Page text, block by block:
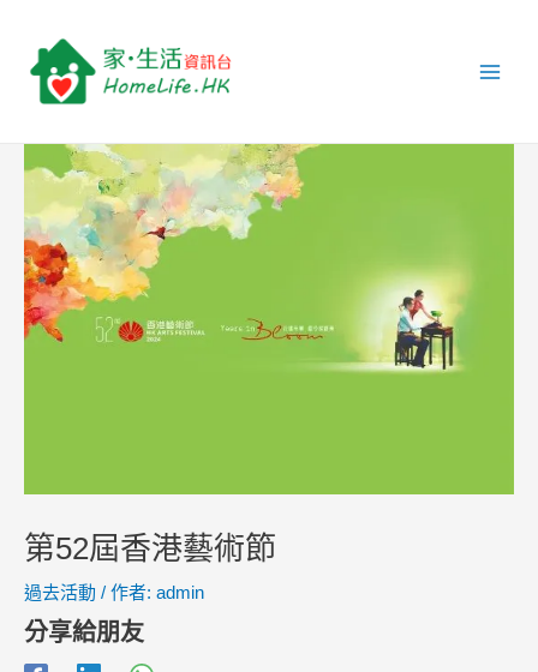
第52屆香港藝術節
過去活動 / 作者: admin
分享給朋友
navigation